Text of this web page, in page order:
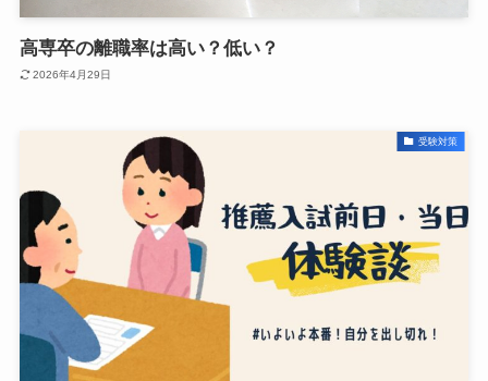
高専卒の離職率は高い？低い？
2026年4月29日
受験対策